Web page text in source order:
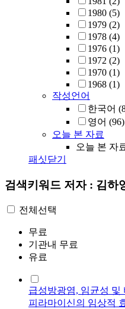
1980 (5)
1979 (2)
1978 (4)
1976 (1)
1972 (2)
1970 (1)
1968 (1)
작성언어
한국어
영어 (96)
오늘 본 자료
오늘 본 자
패싯닫기
검색키워드 저자 : 김하
전체선택
무료
기관내 무료
유료
급성방광염, 임균성 및
피라마이신의 임상적